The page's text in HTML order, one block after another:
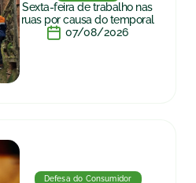
Sexta-feira de trabalho nas
ruas por causa do temporal
07/08/2026
Defesa do Consumidor